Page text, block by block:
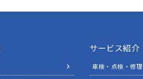
サービス紹介
車検・点検・修理